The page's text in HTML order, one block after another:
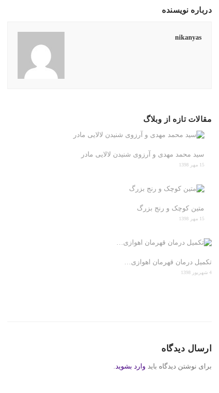
درباره نویسنده
nikanyas
مقالات تازه از وبلاگ
سید محمد مهدی و آرزوی شنیدن لالایی مادر
15 مهر 1398
متین کوچک و رنج بزرگ
15 مهر 1398
تکمیل درمان قهرمان اهوازی…
4 شهریور 1398
ارسال دیدگاه
برای نوشتن دیدگاه باید وارد بشوید.